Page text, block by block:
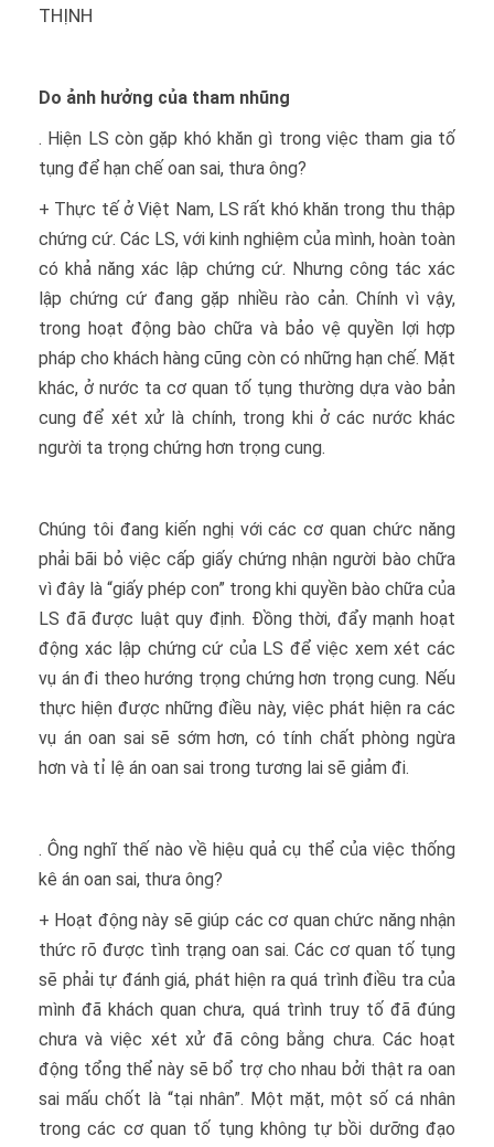
THỊNH
Do ảnh hưởng của tham nhũng
. Hiện LS còn gặp khó khăn gì trong việc tham gia tố
tụng để hạn chế oan sai, thưa ông?
+ Thực tế ở Việt Nam, LS rất khó khăn trong thu thập
chứng cứ. Các LS, với kinh nghiệm của mình, hoàn toàn
có khả năng xác lập chứng cứ. Nhưng công tác xác
lập chứng cứ đang gặp nhiều rào cản. Chính vì vậy,
trong hoạt động bào chữa và bảo vệ quyền lợi hợp
pháp cho khách hàng cũng còn có những hạn chế. Mặt
khác, ở nước ta cơ quan tố tụng thường dựa vào bản
cung để xét xử là chính, trong khi ở các nước khác
người ta trọng chứng hơn trọng cung.
Chúng tôi đang kiến nghị với các cơ quan chức năng
phải bãi bỏ việc cấp giấy chứng nhận người bào chữa
vì đây là “giấy phép con” trong khi quyền bào chữa của
LS đã được luật quy định. Đồng thời, đẩy mạnh hoạt
động xác lập chứng cứ của LS để việc xem xét các
vụ án đi theo hướng trọng chứng hơn trọng cung. Nếu
thực hiện được những điều này, việc phát hiện ra các
vụ án oan sai sẽ sớm hơn, có tính chất phòng ngừa
hơn và tỉ lệ án oan sai trong tương lai sẽ giảm đi.
. Ông nghĩ thế nào về hiệu quả cụ thể của việc thống
kê án oan sai, thưa ông?
+ Hoạt động này sẽ giúp các cơ quan chức năng nhận
thức rõ được tình trạng oan sai. Các cơ quan tố tụng
sẽ phải tự đánh giá, phát hiện ra quá trình điều tra của
mình đã khách quan chưa, quá trình truy tố đã đúng
chưa và việc xét xử đã công bằng chưa. Các hoạt
động tổng thể này sẽ bổ trợ cho nhau bởi thật ra oan
sai mấu chốt là “tại nhân”. Một mặt, một số cá nhân
trong các cơ quan tố tụng không tự bồi dưỡng đạo